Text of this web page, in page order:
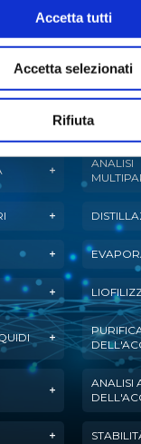
Accetta tutti
Accetta selezionati
Rifiuta
in:
soluzioni,
ANALISI
ANALISI